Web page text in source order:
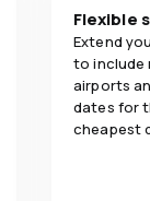
Flexible
Extend
to include
airports
dates for
cheapest